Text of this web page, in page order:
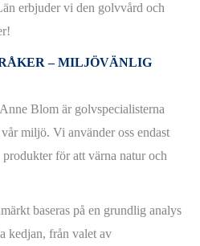
erbjuder vi den golvvård och
– MILJÖVÄNLIG
Blom är golvspecialisterna
miljö. Vi använder oss endast
för att värna natur och
baseras på en grundlig analys
kedjan, från valet av